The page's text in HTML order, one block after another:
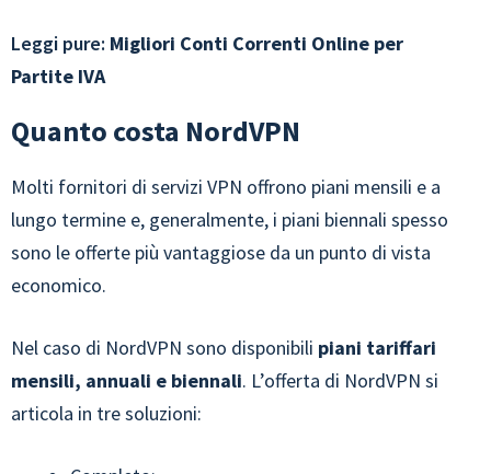
Leggi pure: Migliori Conti Correnti Online per
Partite IVA
Quanto costa NordVPN
Molti fornitori di servizi VPN offrono piani mensili e a
lungo termine e, generalmente, i piani biennali spesso
sono le offerte più vantaggiose da un punto di vista
economico.
Nel caso di NordVPN sono disponibili piani tariffari
mensili, annuali e biennali. L’offerta di NordVPN si
articola in tre soluzioni: